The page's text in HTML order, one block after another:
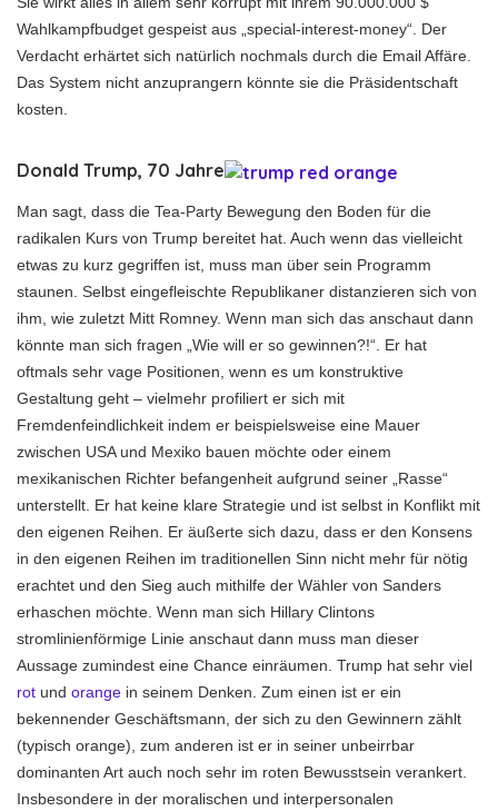
Wahlkampfbudget gespeist aus „special-interest-money“. Der
Verdacht erhärtet sich natürlich nochmals durch die Email Affäre.
Das System nicht anzuprangern könnte sie die Präsidentschaft
kosten.
Donald Trump, 70 Jahre
Man sagt, dass die Tea-Party Bewegung den Boden für die
radikalen Kurs von Trump bereitet hat. Auch wenn das vielleicht
etwas zu kurz gegriffen ist, muss man über sein Programm
staunen. Selbst eingefleischte Republikaner distanzieren sich von
ihm, wie zuletzt Mitt Romney. Wenn man sich das anschaut dann
könnte man sich fragen „Wie will er so gewinnen?!“. Er hat
oftmals sehr vage Positionen, wenn es um konstruktive
Gestaltung geht – vielmehr profiliert er sich mit
Fremdenfeindlichkeit indem er beispielsweise eine Mauer
zwischen USA und Mexiko bauen möchte oder einem
mexikanischen Richter befangenheit aufgrund seiner „Rasse“
unterstellt. Er hat keine klare Strategie und ist selbst in Konflikt mit
den eigenen Reihen. Er äußerte sich dazu, dass er den Konsens
in den eigenen Reihen im traditionellen Sinn nicht mehr für nötig
erachtet und den Sieg auch mithilfe der Wähler von Sanders
erhaschen möchte. Wenn man sich Hillary Clintons
stromlinienförmige Linie anschaut dann muss man dieser
Aussage zumindest eine Chance einräumen. Trump hat sehr viel
rot und orange in seinem Denken. Zum einen ist er ein
bekennender Geschäftsmann, der sich zu den Gewinnern zählt
(typisch orange), zum anderen ist er in seiner unbeirrbar
dominanten Art auch noch sehr im roten Bewusstsein verankert.
Insbesondere in der moralischen und interpersonalen